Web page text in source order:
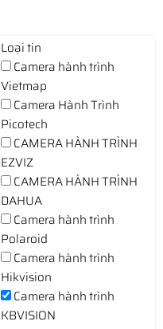
Loại tin
Camera hành trình
Vietmap
Camera Hành Trình
Picotech
CAMERA HÀNH TRÌNH
EZVIZ
CAMERA HÀNH TRÌNH
DAHUA
Camera hành trình
Polaroid
Camera hành trình
Hikvision
Camera hành trình
KBVISION